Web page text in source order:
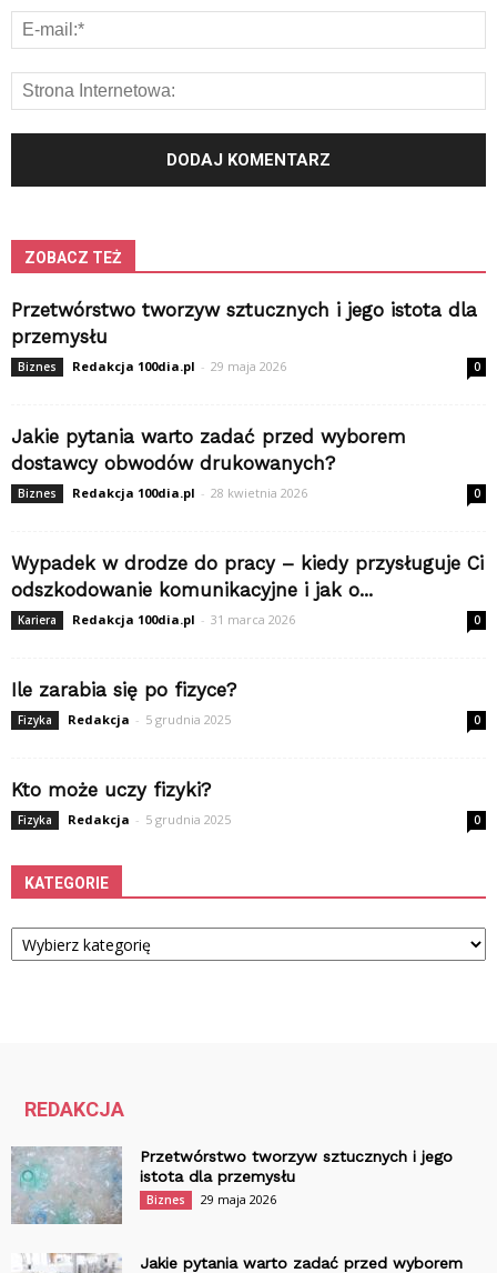
ZOBACZ TEŻ
Przetwórstwo tworzyw sztucznych i jego istota dla
przemysłu
Biznes Redakcja 100dia.pl - 29 maja 2026 0
Jakie pytania warto zadać przed wyborem
dostawcy obwodów drukowanych?
Biznes Redakcja 100dia.pl - 28 kwietnia 2026 0
Wypadek w drodze do pracy – kiedy przysługuje Ci
odszkodowanie komunikacyjne i jak o...
Kariera Redakcja 100dia.pl - 31 marca 2026 0
Ile zarabia się po fizyce?
Fizyka Redakcja - 5 grudnia 2025 0
Kto może uczy fizyki?
Fizyka Redakcja - 5 grudnia 2025 0
KATEGORIE
Kategorie
REDAKCJA
Przetwórstwo tworzyw sztucznych i jego
istota dla przemysłu
Biznes 29 maja 2026
Jakie pytania warto zadać przed wyborem